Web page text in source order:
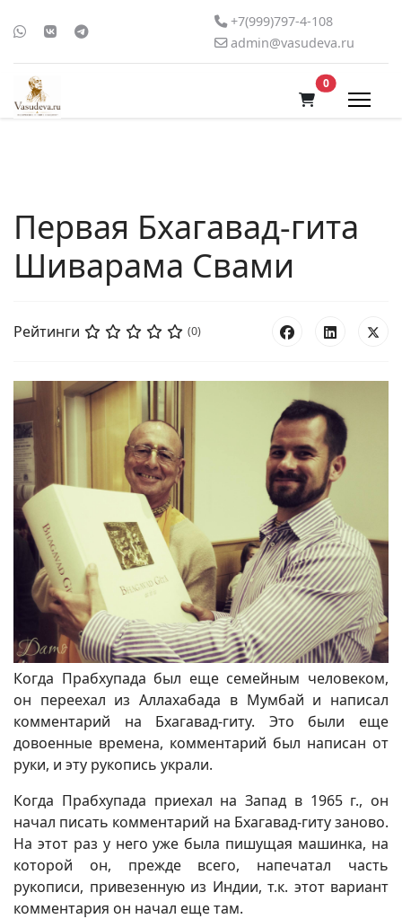
+7(999)797-4-108
admin@vasudeva.ru
0В корзину
Первая Бхагавад-гита
Шиварама Свами
Рейтинги (0)
Когда Прабхупада был еще семейным человеком,
он переехал из Аллахабада в Мумбай и написал
комментарий на Бхагавад-гиту. Это были еще
довоенные времена, комментарий был написан от
руки, и эту рукопись украли.
Когда Прабхупада приехал на Запад в 1965 г., он
начал писать комментарий на Бхагавад-гиту заново.
На этот раз у него уже была пишущая машинка, на
которой он, прежде всего, напечатал часть
рукописи, привезенную из Индии, т.к. этот вариант
комментария он начал еще там.